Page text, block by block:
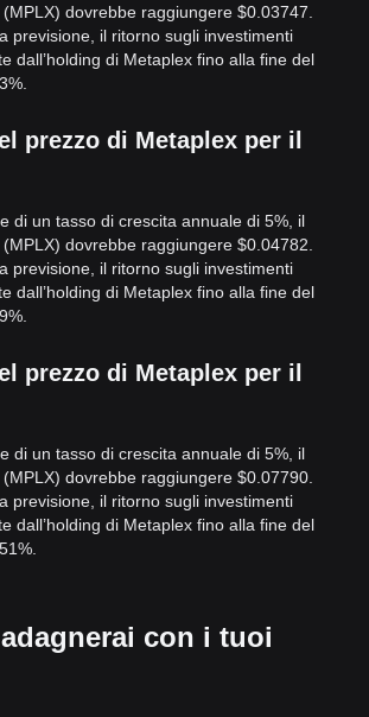
dovrebbe raggiungere $0.03747.
previsione, il ritorno sugli investimenti
dall’holding di Metaplex fino alla fine del
prezzo di Metaplex per il
di un tasso di crescita annuale di 5%, il
dovrebbe raggiungere $0.04782.
previsione, il ritorno sugli investimenti
dall’holding di Metaplex fino alla fine del
prezzo di Metaplex per il
di un tasso di crescita annuale di 5%, il
dovrebbe raggiungere $0.07790.
previsione, il ritorno sugli investimenti
dall’holding di Metaplex fino alla fine del
con i tuoi